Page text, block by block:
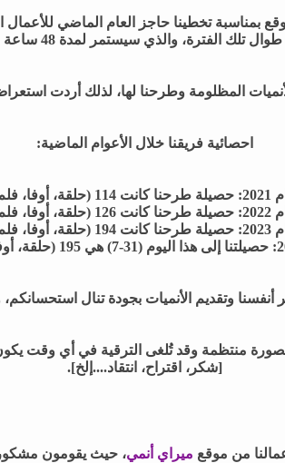
بمناسبة تخطينا حاجز العام الماضي
والذي سيستمر لمدة 48 ساعة من وقت طرح هذا الموضوع.
المظلومة وطرحنا لها، لذلك أردت
احصائية فريقنا خلال الأعوام الماضية:
أوفا، فلم)
كانت 126
(حلقة، أوفا،
كانت 194
(حلقة، أوفا،
(حلقة،
وتقديم الأنميات بجودة تنال
منتظمةوقد تُلغى الترقية في أي وقت
[شكر، اقتراح، انتقاد....إلخ].
من موقع ميراي أنمي، حيث يقومون